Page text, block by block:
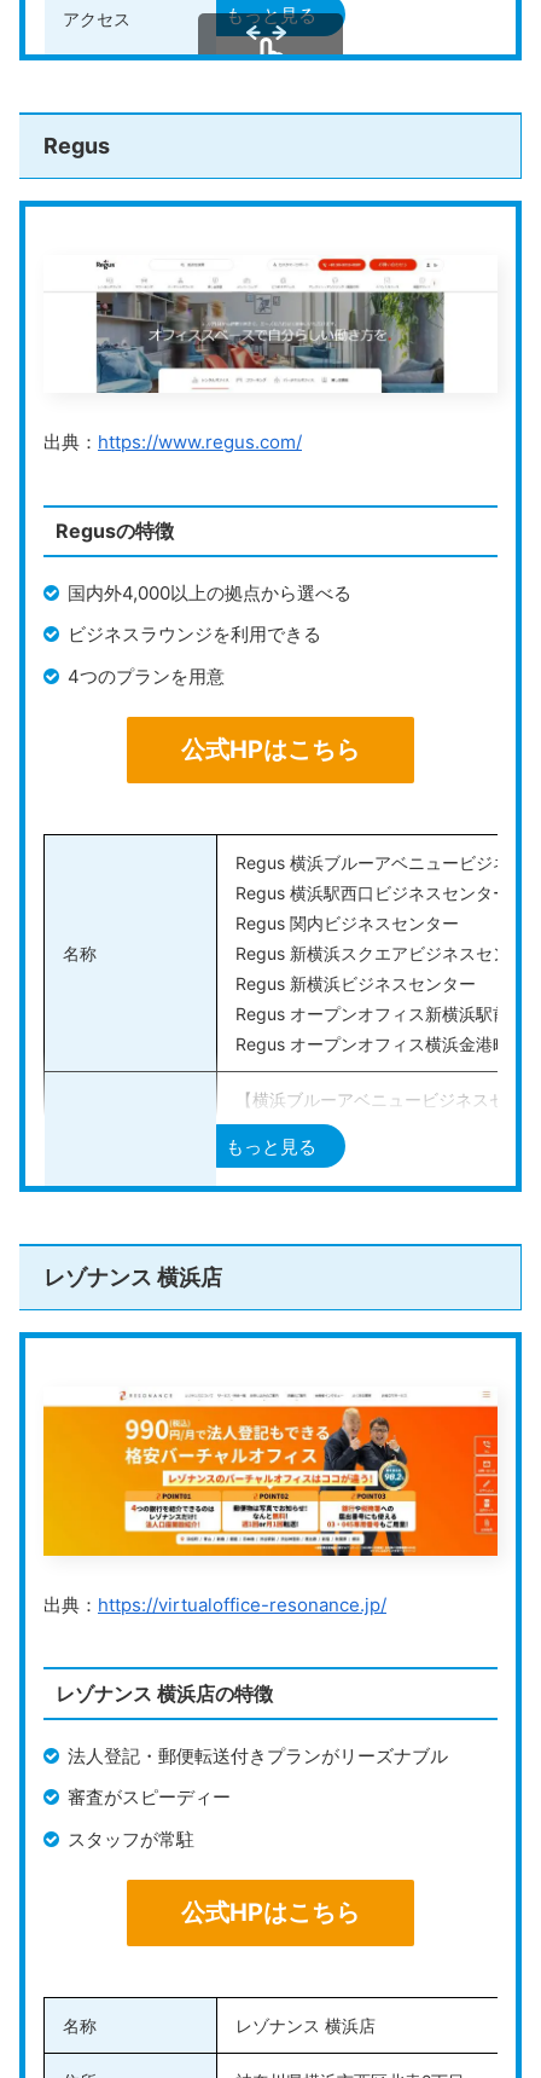
アクセス
三ツ沢上町駅近く
【バーチャルオフィス横浜 関内】
料金プラン
その他のサービス 荷物受取・転送、電話転送、電話代行
公式HP https://karigo.net/
Karigo は、全国に60店舗以上を展開している老舗のバ
Karigoでは、会社設立代行サービスを行っており、提携
の司法書士や行政書士を無料で紹介してもらえます。煩
雑な手続きをプロの任せられるので、スムーズに会社を
郵便の転送頻度は、自分で自由に設定できます。即時転
送せずに好きなタイミングでまとめて受け取ることもで
るので、自分の都合に合わせた郵便管理が可能です。
め、費用を気にせず荷物の受け取りや転送を利用できま
す。荷物が到着次第、メールにて連絡してもらえるの
で、大切な荷物も直ぐに把握できて安心です。
公式HPはこちら
もっと見る
Regus
出典： https://www.regus.com/
Regusの特徴
国内外4,000以上の拠点から選べる
ビジネスラウンジを利用できる
4つのプランを用意
公式HPはこちら
名称
Regus 横浜ブルーアベニュービジネス
Regus 横浜駅西口ビジネスセンター
Regus 関内ビジネスセンター
Regus 新横浜スクエアビジネスセンタ
Regus 新横浜ビジネスセンター
Regus オープンオフィス新横浜駅前
Regus オープンオフィス横浜金港町
住所
【横浜ブルーアベニュービジネスセン
神奈川県横浜市西区みなとみらい4-4-2
【横浜駅西口ビジネスセンター】
神奈川県横浜市西区北幸1-11-5 相鉄KS
神奈川県横浜市中区尾上町4-57 横浜尾
神奈川県横浜市港北区新横浜2-3-12 新
【新横浜ビジネスセンター】
【オープンオフィス新横浜駅前】
神奈川県横浜市港北区新横浜2丁目6-
【オープンオフィス横浜金港町】
神奈川県横浜市神奈川区金港町7-3 金
【横浜ブルーアベニュービジネスセン
横浜駅から徒歩11分
横浜駅から徒歩3分
【関内ビジネスセンター】
【新横浜スクエアビジネスセンター】
【オープンオフィス新横浜駅前】
新横浜駅から徒歩4分
【オープンオフィス横浜金港町】
神奈川駅から徒歩2分
【横浜ブルーアベニュービジネスセン
スクロールできます
もっと見る
レゾナンス 横浜店
出典： https://virtualoffice-resonance.jp/
レゾナンス 横浜店の特徴
法人登記・郵便転送付きプランがリーズナブル
審査がスピーディー
スタッフが常駐
公式HPはこちら
名称 レゾナンス 横浜店